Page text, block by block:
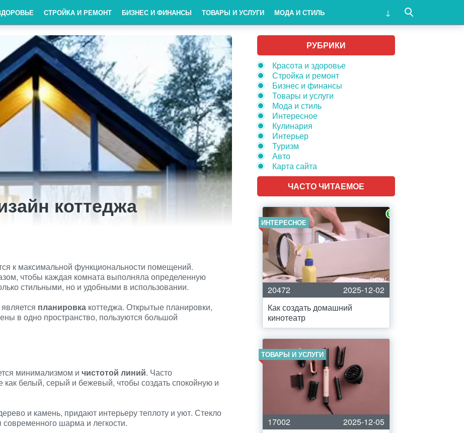
СТРОЙКА И РЕМОНТ БИЗНЕС И ФИНАНСЫ ТОВАРЫ И УСЛУГИ МОДА И СТИЛЬ
коттеджа
к максимальной функциональности помещений.
чтобы каждая комната выполняла определенную
стильными, но и удобными в использовании.
планировка коттеджа. Открытые планировки,
в одно пространство, пользуются большой
минимализмом и чистотой линий. Часто
как белый, серый и бежевый, чтобы создать спокойную и
и камень, придают интерьеру теплоту и уют. Стекло
шарма и легкости.
РУБРИКИ
Красота и здоровье
Стройка и ремонт
Бизнес и финансы
Товары и услуги
Мода и стиль
Интересное
Кулинария
Интерьер
Туризм
Авто
Карта сайта
ЧАСТО ЧИТАЕМОЕ
ИНТЕРЕСНОЕ
20472
2025-12-02
Как создать домашний
кинотеатр
ТОВАРЫ И УСЛУГИ
17002
2025-12-05